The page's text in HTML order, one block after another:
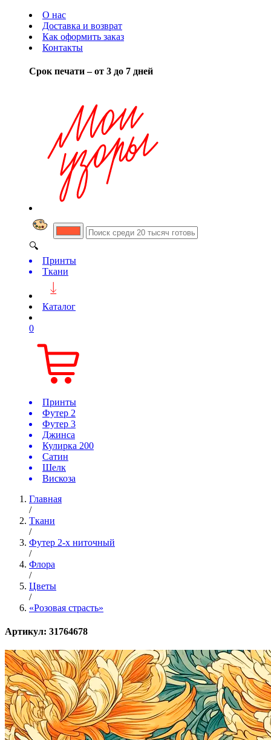
О нас
Доставка и возврат
Как оформить заказ
Контакты
Срок печати – от 3 до 7 дней
🔍
Принты
Ткани
Каталог
0
Принты
Футер 2
Футер 3
Джинса
Кулирка 200
Сатин
Шелк
Вискоза
Главная
/
Ткани
/
Футер 2-х ниточный
/
Флора
/
Цветы
/
«Розовая страсть»
Артикул: 31764678